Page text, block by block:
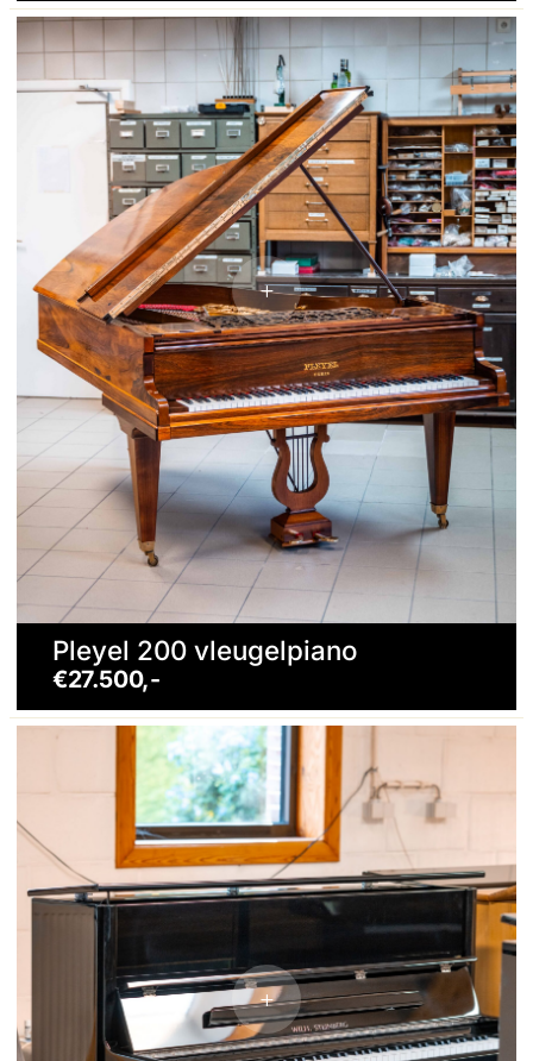
Pleyel 200 vleugelpiano
€27.500,-